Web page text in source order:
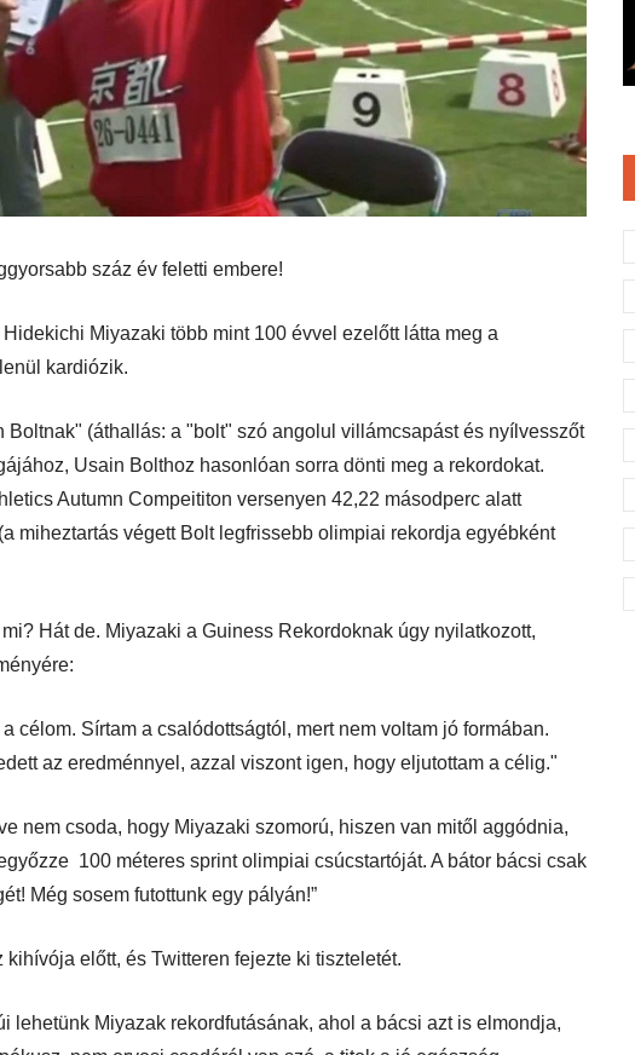
száz év feletti embere!
Miyazaki több mint 100 évvel ezelőtt látta meg a
kardiózik.
Boltnak" (áthallás: a "bolt" szó angolul villámcsapást és nyílvesszőt
Usain Bolthoz hasonlóan sorra dönti meg a rekordokat.
Autumn Compeititon versenyen 42,22 másodperc alatt
miheztartás végett Bolt legfrissebb olimpiai rekordja egyébként
Hát de. Miyazaki a Guiness Rekordoknak úgy nyilatkozott,
célom. Sírtam a csalódottságtól, mert nem voltam jó formában.
az eredménnyel, azzal viszont igen, hogy eljutottam a célig."
nem csoda, hogy Miyazaki szomorú, hiszen van mitől aggódnia,
100 méteres sprint olimpiai csúcstartóját. A bátor bácsi csak
Még sosem futottunk egy pályán!”
kihívója előtt, és Twitteren fejezte ki tiszteletét.
lehetünk Miyazak rekordfutásának, ahol a bácsi azt is elmondja,